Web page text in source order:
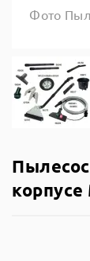
Фото
корпусе